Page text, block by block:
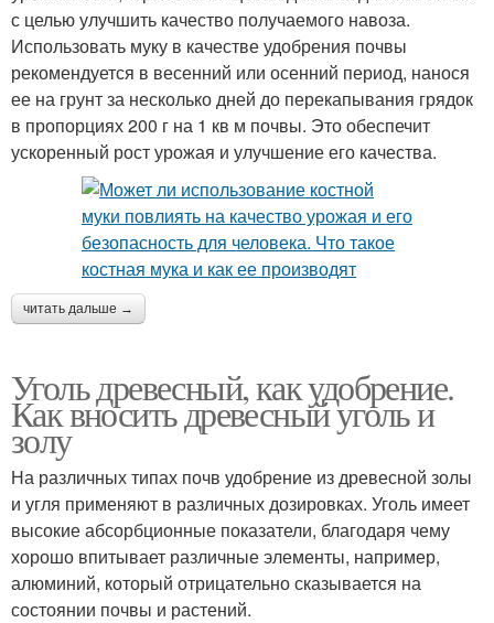
с целью улучшить качество получаемого навоза.
Использовать муку в качестве удобрения почвы
рекомендуется в весенний или осенний период, нанося
ее на грунт за несколько дней до перекапывания грядок
в пропорциях 200 г на 1 кв м почвы. Это обеспечит
ускоренный рост урожая и улучшение его качества.
читать дальше →
Уголь древесный, как удобрение.
Как вносить древесный уголь и
золу
На различных типах почв удобрение из древесной золы
и угля применяют в различных дозировках. Уголь имеет
высокие абсорбционные показатели, благодаря чему
хорошо впитывает различные элементы, например,
алюминий, который отрицательно сказывается на
состоянии почвы и растений.